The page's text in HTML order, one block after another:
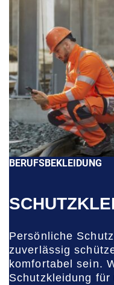
BERUFSBEKLEIDUNG
Persönliche
zuverlässig
komfortabel sein.
Schutzkleidung